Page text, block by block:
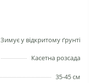
Зимує у відкритому ґрунті
Касетна розсада
35-45 см